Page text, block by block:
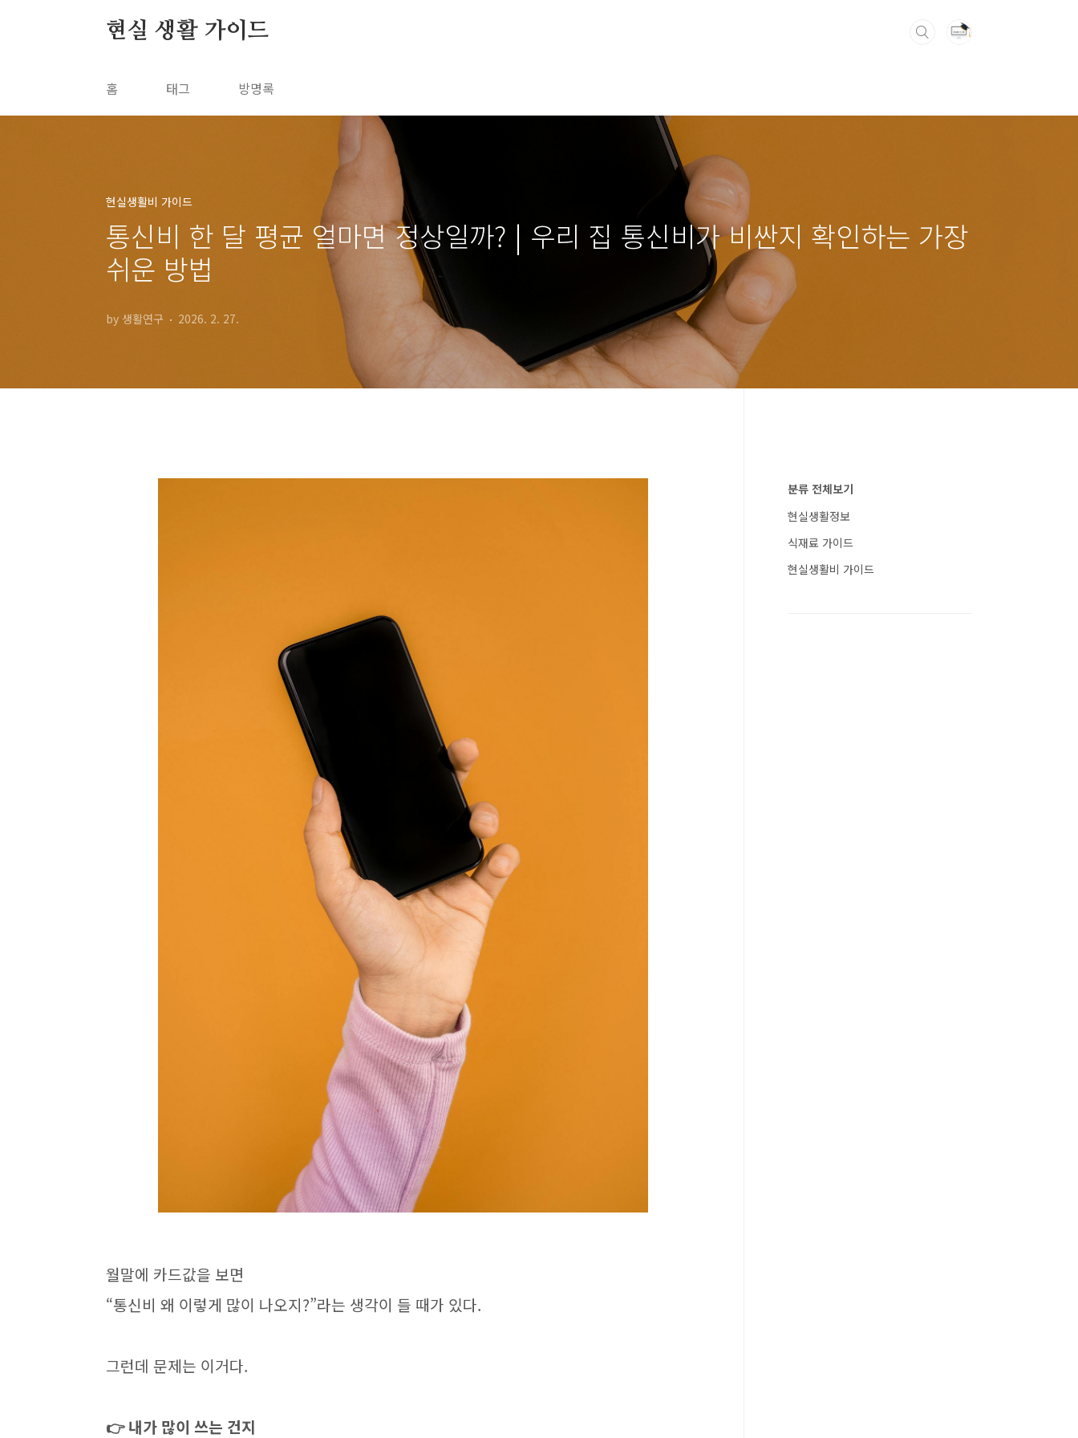
현실 생활 가이드
홈 태그 방명록
현실생활비 가이드
통신비 한 달 평균 얼마면 정상일까? | 우리 집 통신비가 비싼지 확인하는 가장
쉬운 방법
by 생활연구 2026. 2. 27.
월말에 카드값을 보면
“통신비 왜 이렇게 많이 나오지?”라는 생각이 들 때가 있다.
그런데 문제는 이거다.
👉 내가 많이 쓰는 건지
분류 전체보기
현실생활정보
식재료 가이드
현실생활비 가이드